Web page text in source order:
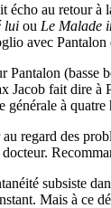
écho au retour à
lui ou Le Malade
avec
Pantalon
Jacob fait dire à
à quatre
regard des
subsiste
Mais à ce